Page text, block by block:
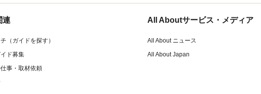
連
（ガイドを探す）
ド募集
事・取材依頼
All Aboutサービス・メディア
All About ニュース
All About Japan